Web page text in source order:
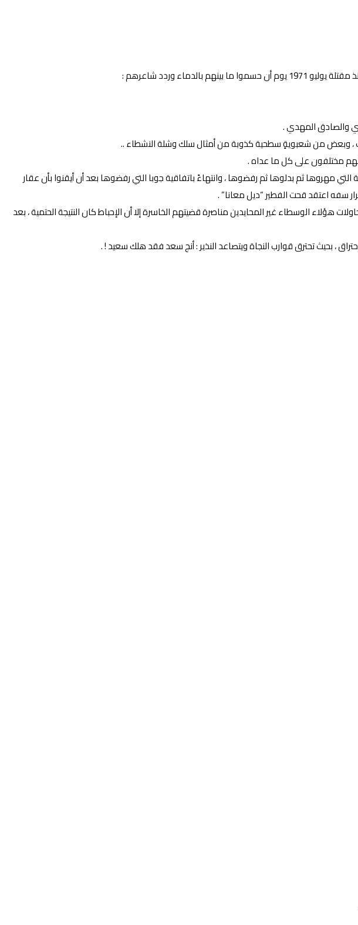
وردد شاعرهم :
والصادق المهدي .
، وبعض من شعبويةٍ سطحية كذوبة من أمثال سلك وشلة النشطاء ..
مختلفون على كل ما عداه .
مهروها ثم بدلوها ثم رفضوها ، وانتهاءً باتفاقية جوبا التي رفضوها بعد أن أيقنوا بأن عقار
سفه اعتقد قحت الفطير “ديل معانا” .
الوسطاء غير المحايدين مناصرة قضيتهم الخاسرة إلا أن الإحباط كان النتيجة الحتمية ، بعد
، بحيث تحترق قوارب النجاة ويتصاعد النذير : أنج سعد فقد هلك سعيد ! .